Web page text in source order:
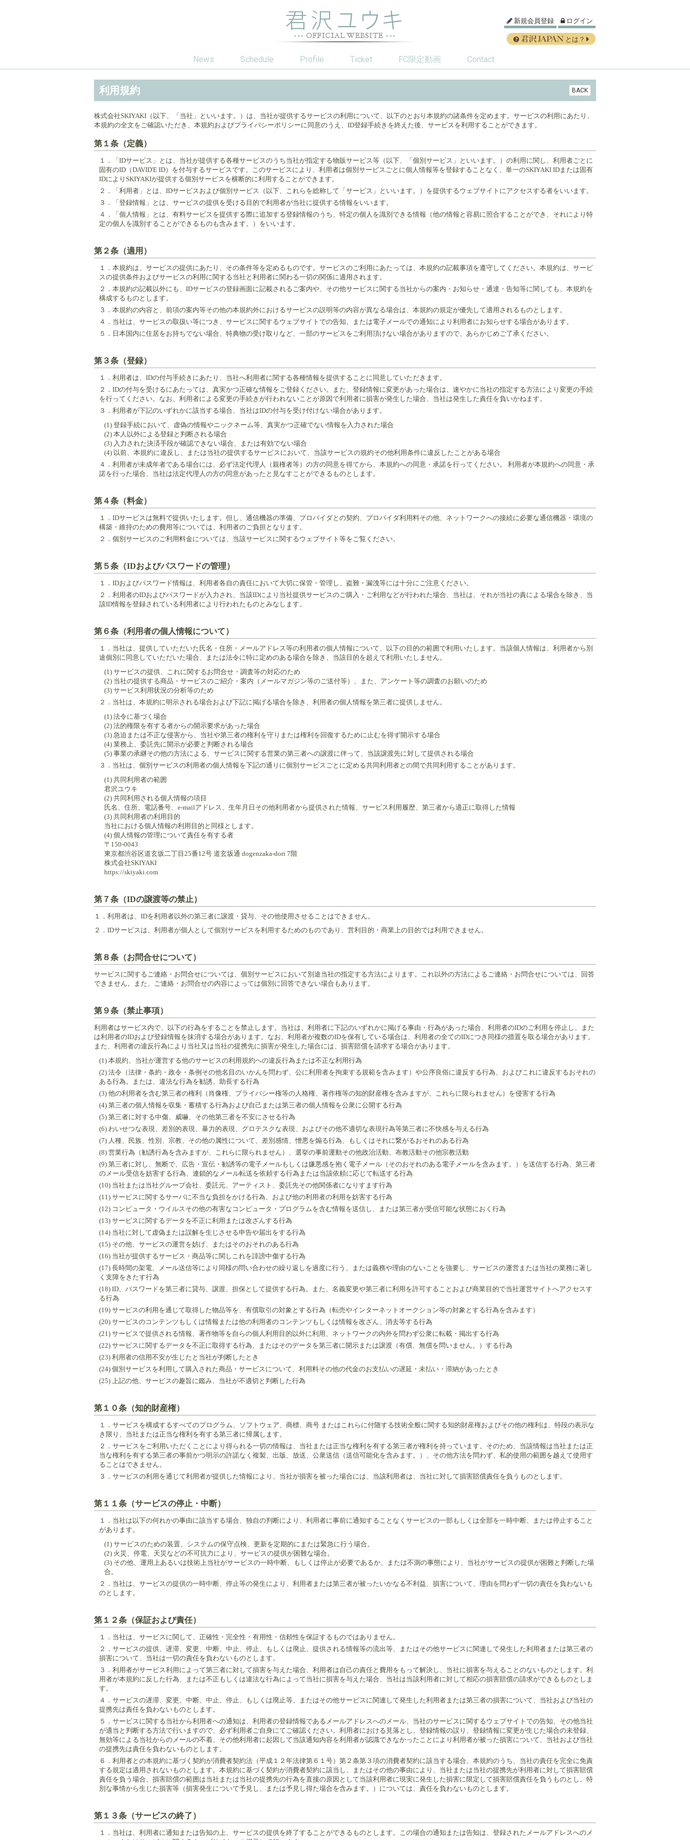
新規会員登録 ログイン
とは？
News Schedule Profile Ticket FC限定動画 Contact
利用規約 BACK
株式会社SKIYAKI（以下、「当社」といいます。）は、当社が提供するサービスの利用について、以下のとおり本規約の諸条件を定めます。サービスの利用にあたり、
本規約の全文をご確認いただき、本規約およびプライバシーポリシーに同意のうえ、ID登録手続きを終えた後、サービスを利用することができます。
第１条（定義）
１．
「IDサービス」とは、当社が提供する各種サービスのうち当社が指定する物販サービス等（以下、「個別サービス」といいます。）の利用に関し、利用者ごとに
固有のID（DAVID'E ID）を付与するサービスです。このサービスにより、利用者は個別サービスごとに個人情報等を登録することなく、単一のSKIYAKI IDまたは固有
IDによりSKIYAKIが提供する個別サービスを横断的に利用することができます。
２．
「利用者」とは、IDサービスおよび個別サービス（以下、これらを総称して「サービス」といいます。）を提供するウェブサイトにアクセスする者をいいます。
３．
「登録情報」とは、サービスの提供を受ける目的で利用者が当社に提供する情報をいいます。
４．
「個人情報」とは、有料サービスを提供する際に追加する登録情報のうち、特定の個人を識別できる情報（他の情報と容易に照合することができ、それにより特
定の個人を識別することができるものも含みます。）をいいます。
第２条（適用）
１． 本規約は、サービスの提供にあたり、その条件等を定めるものです。サービスのご利用にあたっては、本規約の記載事項を遵守してください。本規約は、サービ
スの提供条件およびサービスの利用に関する当社と利用者に関わる一切の関係に適用されます。
２． 本規約の記載以外にも、IDサービスの登録画面に記載されるご案内や、その他サービスに関する当社からの案内・お知らせ・通達・告知等に関しても、本規約を
構成するものとします。
３． 本規約の内容と、前項の案内等その他の本規約外におけるサービスの説明等の内容が異なる場合は、本規約の規定が優先して適用されるものとします。
４． 当社は、サービスの取扱い等につき、サービスに関するウェブサイトでの告知、または電子メールでの通知により利用者にお知らせする場合があります。
５． 日本国内に住居をお持ちでない場合、特典物の受け取りなど、一部のサービスをご利用頂けない場合がありますので、あらかじめご了承ください。
第３条（登録）
１． 利用者は、IDの付与手続きにあたり、当社へ利用者に関する各種情報を提供することに同意していただきます。
２． IDの付与を受けるにあたっては、真実かつ正確な情報をご登録ください。また、登録情報に変更があった場合は、速やかに当社の指定する方法により変更の手続
を行ってください。なお、利用者による変更の手続きが行われないことが原因で利用者に損害が発生した場合、当社は発生した責任を負いかねます。
３． 利用者が下記のいずれかに該当する場合、当社はIDの付与を受け付けない場合があります。
(1) 登録手続において、虚偽の情報やニックネーム等、真実かつ正確でない情報を入力された場合
(2) 本人以外による登録と判断される場合
(3) 入力された決済手段が確認できない場合、または有効でない場合
(4) 以前、本規約に違反し、または当社の提供するサービスにおいて、当該サービスの規約その他利用条件に違反したことがある場合
４． 利用者が未成年者である場合には、必ず法定代理人（親権者等）の方の同意を得てから、本規約への同意・承諾を行ってください。 利用者が本規約への同意・承
諾を行った場合、当社は法定代理人の方の同意があったと見なすことができるものとします。
第４条（料金）
１． IDサービスは無料で提供いたします。但し、通信機器の準備、プロバイダとの契約、プロバイダ利用料その他、ネットワークへの接続に必要な通信機器・環境の
構築・維持のための費用等については、利用者のご負担となります。
２． 個別サービスのご利用料金については、当該サービスに関するウェブサイト等をご覧ください。
第５条（IDおよびパスワードの管理）
１． IDおよびパスワード情報は、利用者各自の責任において大切に保管・管理し、盗難・漏洩等には十分にご注意ください。
２． 利用者のIDおよびパスワードが入力され、当該IDにより当社提供サービスのご購入・ご利用などが行われた場合、当社は、それが当社の責による場合を除き、当
該ID情報を登録されている利用者により行われたものとみなします。
第６条（利用者の個人情報について）
１． 当社は、提供していただいた氏名・住所・メールアドレス等の利用者の個人情報について、以下の目的の範囲で利用いたします。当該個人情報は、利用者から別
途個別に同意していただいた場合、または法令に特に定めのある場合を除き、当該目的を超えて利用いたしません。
(1) サービスの提供、これに関するお問合せ・調査等の対応のため
(2) 当社の提供する商品・サービスのご紹介・案内（メールマガジン等のご送付等）、また、アンケート等の調査のお願いのため
(3) サービス利用状況の分析等のため
２． 当社は、本規約に明示される場合および下記に掲げる場合を除き、利用者の個人情報を第三者に提供しません。
(1) 法令に基づく場合
(2) 法的権限を有する者からの開示要求があった場合
(3) 急迫または不正な侵害から、当社や第三者の権利を守りまたは権利を回復するために止むを得ず開示する場合
(4) 業務上、委託先に開示が必要と判断される場合
(5) 事業の承継その他の方法による、サービスに関する営業の第三者への譲渡に伴って、当該譲渡先に対して提供される場合
３． 当社は、個別サービスの利用者の個人情報を下記の通りに個別サービスごとに定める共同利用者との間で共同利用することがあります。
(1) 共同利用者の範囲
君沢ユウキ
(2) 共同利用される個人情報の項目
氏名、住所、電話番号、e-mailアドレス、生年月日その他利用者から提供された情報、サービス利用履歴、第三者から適正に取得した情報
(3) 共同利用者の利用目的
当社における個人情報の利用目的と同様とします。
(4) 個人情報の管理について責任を有する者
〒150-0043
東京都渋谷区道玄坂二丁目25番12号 道玄坂通 dogenzaka-dori 7階
株式会社SKIYAKI
https://skiyaki.com
第７条（IDの譲渡等の禁止）
１． 利用者は、IDを利用者以外の第三者に譲渡・貸与、その他使用させることはできません。
２． IDサービスは、利用者が個人として個別サービスを利用するためのものであり、営利目的・商業上の目的では利用できません。
第８条（お問合せについて）
サービスに関するご連絡・お問合せについては、個別サービスにおいて別途当社の指定する方法によります。これ以外の方法によるご連絡・お問合せについては、回答
できません。また、ご連絡・お問合せの内容によっては個別に回答できない場合もあります。
第９条（禁止事項）
利用者はサービス内で、以下の行為をすることを禁止します。当社は、利用者に下記のいずれかに掲げる事由・行為があった場合、利用者のIDのご利用を停止し、また
は利用者のIDおよび登録情報を抹消する場合があります。なお、利用者が複数のIDを保有している場合は、利用者の全てのIDにつき同様の措置を取る場合があります。
また、利用者の違反行為により当社又は当社の提携先に損害が発生した場合には、損害賠償を請求する場合があります。
(1) 本規約、当社が運営する他のサービスの利用規約への違反行為または不正な利用行為
(2) 法令（法律・条約・政令・条例その他名目のいかんを問わず、公に利用者を拘束する規範を含みます）や公序良俗に違反する行為、およびこれに違反するおそれの
ある行為。または、違法な行為を勧誘、助長する行為
(3) 他の利用者を含む第三者の権利（肖像権、プライバシー権等の人格権、著作権等の知的財産権を含みますが、これらに限られません）を侵害する行為
(4) 第三者の個人情報を収集・蓄積する行為および自己または第三者の個人情報を公衆に公開する行為
(5) 第三者に対する中傷、威嚇、その他第三者を不安にさせる行為
(6) わいせつな表現、差別的表現、暴力的表現、グロテスクな表現、およびその他不適切な表現行為等第三者に不快感を与える行為
(7) 人種、民族、性別、宗教、その他の属性について、差別感情、憎悪を煽る行為、もしくはそれに繋がるおそれのある行為
(8) 営業行為（勧誘行為を含みますが、これらに限られません）、選挙の事前運動その他政治活動、布教活動その他宗教活動
(9) 第三者に対し、無断で、広告・宣伝・勧誘等の電子メールもしくは嫌悪感を抱く電子メール（そのおそれのある電子メールを含みます。）を送信する行為、第三者
のメール受信を妨害する行為、連鎖的なメール転送を依頼する行為または当該依頼に応じて転送する行為
(10) 当社または当社グループ会社、委託元、アーティスト、委託先その他関係者になりすます行為
(11) サービスに関するサーバに不当な負担をかける行為、および他の利用者の利用を妨害する行為
(12) コンピュータ・ウイルスその他の有害なコンピュータ・プログラムを含む情報を送信し、または第三者が受信可能な状態におく行為
(13) サービスに関するデータを不正に利用または改ざんする行為
(14) 当社に対して虚偽または誤解を生じさせる申告や届出をする行為
(15) その他、サービスの運営を妨げ、またはそのおそれのある行為
(16) 当社が提供するサービス・商品等に関しこれを誹謗中傷する行為
(17) 長時間の架電、メール送信等により同様の問い合わせの繰り返しを過度に行う、または義務や理由のないことを強要し、サービスの運営または当社の業務に著し
く支障をきたす行為
(18) ID、パスワードを第三者に貸与、譲渡、担保として提供する行為。また、名義変更や第三者に利用を許可することおよび商業目的で当社運営サイトへアクセスす
る行為
(19) サービスの利用を通じて取得した物品等を、有償取引の対象とする行為（転売やインターネットオークション等の対象とする行為を含みます）
(20) サービスのコンテンツもしくは情報または他の利用者のコンテンツもしくは情報を改ざん、消去等する行為
(21) サービスで提供される情報、著作物等を自らの個人利用目的以外に利用、ネットワークの内外を問わず公衆に転載・掲出する行為
(22) サービスに関するデータを不正に取得する行為、またはそのデータを第三者に開示または譲渡（有償、無償を問いません。）する行為
(23) 利用者の信用不安が生じたと当社が判断したとき
(24) 個別サービスを利用して購入された商品・サービスについて、利用料その他の代金のお支払いの遅延・未払い・滞納があったとき
(25) 上記の他、サービスの趣旨に鑑み、当社が不適切と判断した行為
第１０条（知的財産権）
１． サービスを構成するすべてのプログラム、ソフトウェア、商標、商号 またはこれらに付随する技術全般に関する知的財産権およびその他の権利は、特段の表示な
き限り、当社または正当な権利を有する第三者に帰属します。
２． サービスをご利用いただくことにより得られる一切の情報は、当社または正当な権利を有する第三者が権利を持っています。そのため、当該情報は当社または正
当な権利を有する第三者の事前かつ明示の許諾なく複製、出版、放送、公衆送信（送信可能化を含みます。）、その他方法を問わず、私的使用の範囲を越えて使用す
ることはできません。
３． サービスの利用を通じて利用者が提供した情報により、当社が損害を被った場合には、当該利用者は、当社に対して損害賠償責任を負うものとします。
第１１条（サービスの停止・中断）
１． 当社は以下の何れかの事由に該当する場合、独自の判断により、利用者に事前に通知することなくサービスの一部もしくは全部を一時中断、または停止すること
があります。
(1) サービスのための装置、システムの保守点検、更新を定期的にまたは緊急に行う場合。
(2) 火災、停電、天災などの不可抗力により、サービスの提供が困難な場合。
(3) その他、運用上あるいは技術上当社がサービスの一時中断、もしくは停止が必要であるか、または不測の事態により、当社がサービスの提供が困難と判断した場
合。
２． 当社は、サービスの提供の一時中断、停止等の発生により、利用者または第三者が被ったいかなる不利益、損害について、理由を問わず一切の責任を負わないも
のとします。
第１２条（保証および責任）
１． 当社は、サービスに関して、正確性・完全性・有用性・信頼性を保証するものではありません。
２． サービスの提供、遅滞、変更、中断、中止、停止、もしくは廃止、提供される情報等の流出等、またはその他サービスに関連して発生した利用者または第三者の
損害について、当社は一切の責任を負わないものとします。
３． 利用者がサービス利用によって第三者に対して損害を与えた場合、利用者は自己の責任と費用をもって解決し、当社に損害を与えることのないものとします。利
用者が本規約に反した行為、または不正もしくは違法な行為によって当社に損害を与えた場合、当社は当該利用者に対して相応の損害賠償の請求ができるものとしま
す。
４． サービスの遅滞、変更、中断、中止、停止、もしくは廃止等、またはその他サービスに関連して発生した利用者または第三者の損害について、当社および当社の
提携先は責任を負わないものとします。
５． サービスに関する当社から利用者への通知は、利用者の登録情報であるメールアドレスへのメール、当社のサービスに関するウェブサイトでの告知、その他当社
が適当と判断する方法で行いますので、必ず利用者ご自身にてご確認ください。利用者における見落とし、登録情報の誤り、登録情報に変更が生じた場合の未登録、
無効等による当社からのメールの不着、その他利用者に起因して当該通知内容を利用者が認識できなかったことにより利用者が被った損害について、当社および当社
の提携先は責任を負わないものとします。
６． 利用者との本規約に基づく契約が消費者契約法（平成１２年法律第６１号）第２条第３項の消費者契約に該当する場合、本規約のうち、当社の責任を完全に免責
する規定は適用されないものとします。本規約に基づく契約が消費者契約に該当し、またはその他の事由により、当社または当社の提携先が利用者に対して損害賠償
責任を負う場合、損害賠償の範囲は当社または当社の提携先の行為を直接の原因として当該利用者に現実に発生した損害に限定して損害賠償責任を負うものとし、特
別な事情から生じた損害等（損害発生について予見し、または予見し得た場合を含みます。）については、責任を負わないものとします。
第１３条（サービスの終了）
１． 当社は、利用者に通知または告知の上、サービスの提供を終了することができるものとします。この場合の通知または告知は、登録されたメールアドレスへのメ